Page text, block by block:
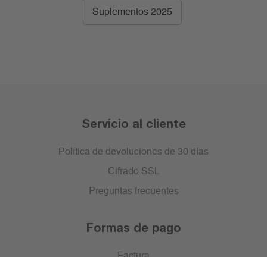
Suplementos 2025
Servicio al cliente
Política de devoluciones de 30 días
Cifrado SSL
Preguntas frecuentes
Formas de pago